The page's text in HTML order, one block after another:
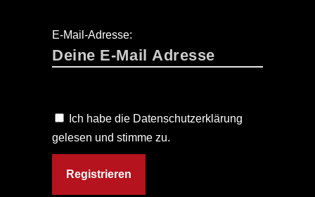
E-Mail-Adresse:
Ich habe die Datenschutzerklärung
gelesen und stimme zu.